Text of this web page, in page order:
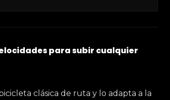
para subir cualquier
clásica de ruta y lo adapta a la